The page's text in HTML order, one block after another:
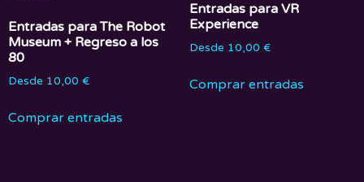
Entradas para The Robot
Museum + Regreso a los
80
Desde 10,00 €
Comprar entradas
Entradas para VR
Experience
Desde 10,00 €
Comprar entradas